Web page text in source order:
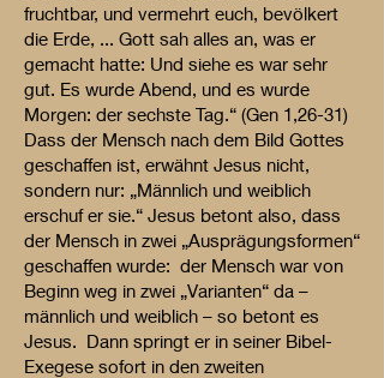
fruchtbar, und vermehrt euch, bevölkert
die Erde, ... Gott sah alles an, was er
gemacht hatte: Und siehe es war sehr
gut. Es wurde Abend, und es wurde
Morgen: der sechste Tag.“ (Gen 1,26-31)
Dass der Mensch nach dem Bild Gottes
geschaffen ist, erwähnt Jesus nicht,
sondern nur: „Männlich und weiblich
erschuf er sie.“ Jesus betont also, dass
der Mensch in zwei „Ausprägungsformen“
geschaffen wurde: der Mensch war von
Beginn weg in zwei „Varianten“ da –
männlich und weiblich – so betont es
Jesus. Dann springt er in seiner Bibel-
Exegese sofort in den zweiten